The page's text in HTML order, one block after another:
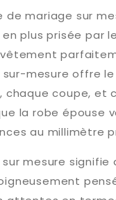
de mariage sur
plus prisée par
sur-mesure offre
chaque coupe, et
la robe épouse
au millimètre
mesure signifie